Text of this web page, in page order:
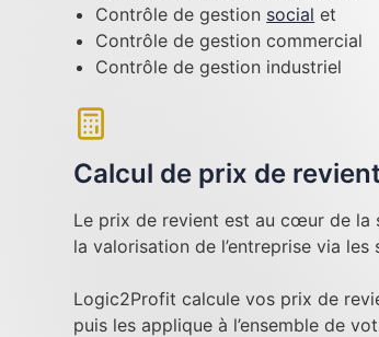
Contrôle de gestion social et
Contrôle de gestion commercial
Contrôle de gestion industriel
Calcul de prix de
Le prix de revient est au cœur de la
la valorisation de l’entreprise via les
Logic2Profit calcule vos prix de
puis les applique à l’ensemble de